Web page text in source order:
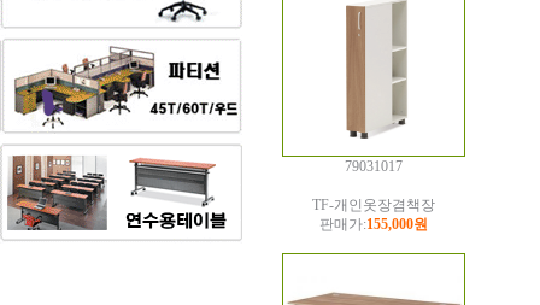
79031017
TF-개인옷장겸책장
판매가:155,000원